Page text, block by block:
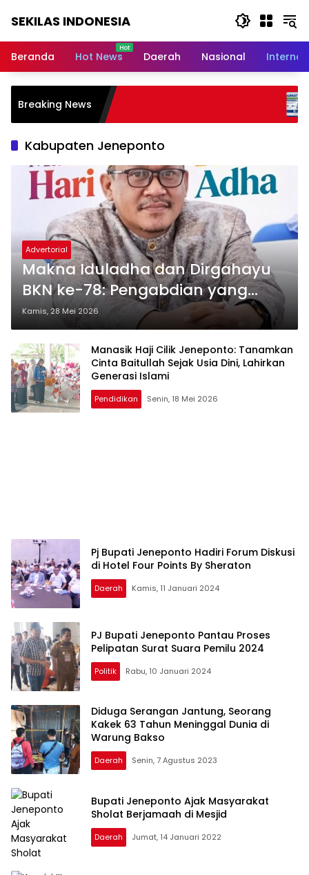
SEKILAS INDONESIA
Terkini,
World,
Headlines,
News
Today
Beranda Hot News Daerah Nasional
Breaking News
72 Pekan
Gerakan
Bahagia dan
Kabupaten Jeneponto
Advertorial
Makna Iduladha dan Dirgahayu
BKN ke-78: Pengabdian yang
Tumbuh dari Keikhlasan
Kamis, 28 Mei 2026
Manasik Haji Cilik Jeneponto: Tanamkan
Cinta Baitullah Sejak Usia Dini, Lahirkan
Generasi Islami
Pendidikan Senin, 18 Mei 2026
Pj Bupati Jeneponto Hadiri Forum Diskusi
di Hotel Four Points By Sheraton
Daerah Kamis, 11 Januari 2024
PJ Bupati Jeneponto Pantau Proses
Pelipatan Surat Suara Pemilu 2024
Politik Rabu, 10 Januari 2024
Diduga Serangan Jantung, Seorang
Kakek 63 Tahun Meninggal Dunia di
Warung Bakso
Daerah Senin, 7 Agustus 2023
Bupati Jeneponto Ajak Masyarakat
Sholat Berjamaah di Mesjid
Daerah Jumat, 14 Januari 2022